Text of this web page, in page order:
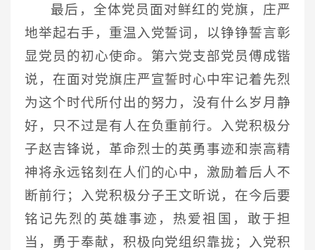
最后，全体党员面对鲜红的党旗，庄严
地举起右手，重温入党誓词，以铮铮誓言彰
显党员的初心使命。第六党支部党员傅成锴
说，在面对党旗庄严宣誓时心中牢记着先烈
为这个时代所付出的努力，没有什么岁月静
好，只不过是有人在负重前行。入党积极分
子赵吉锋说，革命烈士的英勇事迹和崇高精
神将永远铭刻在人们的心中，激励着后人不
断前行；入党积极分子王文昕说，在今后要
铭记先烈的英雄事迹，热爱祖国，敢于担
当，勇于奉献，积极向党组织靠拢；入党积